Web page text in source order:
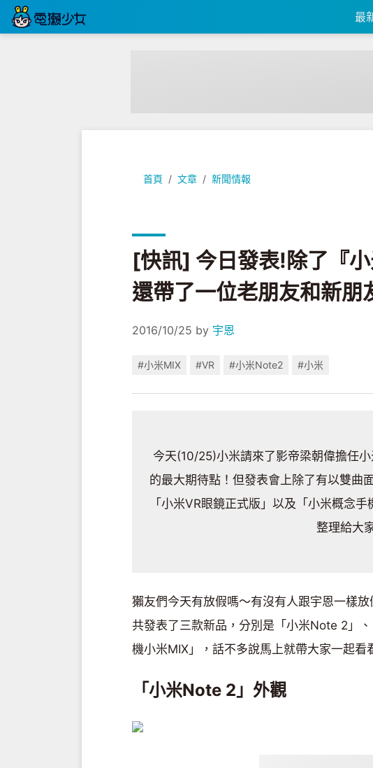
最
首頁 文章 新聞情報
[快訊] 今日發表!除了『小米Note 2』之外，雷總
[快訊] 今日發表!除了『
還帶了一位老朋友和新朋
2016/10/25 by 宇恩
#小米MIX #VR #小米Note2 #小米
今天(10/25)小米請來了影帝梁朝偉擔任
的最大期待點！但發表會上除了有以雙曲
「小米VR眼鏡正式版」以及「小米概念
整理給大
獺友們今天有放假嗎～有沒有人跟宇恩一樣
共發表了三款新品，分別是「小米Note 2」
機小米MIX」，話不多說馬上就帶大家一起看
「小米Note 2」外觀